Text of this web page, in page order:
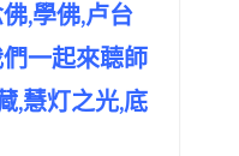
,學佛,卢台
一起來聼師
,慧灯之光,底